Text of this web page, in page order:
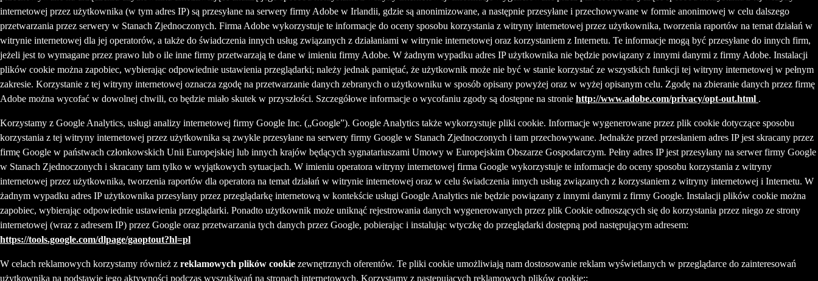
internetowej przez użytkownika (w tym adres IP) są przesyłane na serwery firmy Adobe w Irlandii, gdzie są anonimizowane, a następnie przesyłane i przechowywane w formie anonimowej w celu dalszego
przetwarzania przez serwery w Stanach Zjednoczonych. Firma Adobe wykorzystuje te informacje do oceny sposobu korzystania z witryny internetowej przez użytkownika, tworzenia raportów na temat działań w
witrynie internetowej dla jej operatorów, a także do świadczenia innych usług związanych z działaniami w witrynie internetowej oraz korzystaniem z Internetu. Te informacje mogą być przesyłane do innych firm,
jeżeli jest to wymagane przez prawo lub o ile inne firmy przetwarzają te dane w imieniu firmy Adobe. W żadnym wypadku adres IP użytkownika nie będzie powiązany z innymi danymi z firmy Adobe. Instalacji
plików cookie można zapobiec, wybierając odpowiednie ustawienia przeglądarki; należy jednak pamiętać, że użytkownik może nie być w stanie korzystać ze wszystkich funkcji tej witryny internetowej w pełnym
zakresie. Korzystanie z tej witryny internetowej oznacza zgodę na przetwarzanie danych zebranych o użytkowniku w sposób opisany powyżej oraz w wyżej opisanym celu. Zgodę na zbieranie danych przez firmę
Adobe można wycofać w dowolnej chwili, co będzie miało skutek w przyszłości. Szczegółowe informacje o wycofaniu zgody są dostępne na stronie http://www.adobe.com/privacy/opt-out.html .
Korzystamy z Google Analytics, usługi analizy internetowej firmy Google Inc. („Google”). Google Analytics także wykorzystuje pliki cookie. Informacje wygenerowane przez plik cookie dotyczące sposobu
korzystania z tej witryny internetowej przez użytkownika są zwykle przesyłane na serwery firmy Google w Stanach Zjednoczonych i tam przechowywane. Jednakże przed przesłaniem adres IP jest skracany przez
firmę Google w państwach członkowskich Unii Europejskiej lub innych krajów będących sygnatariuszami Umowy w Europejskim Obszarze Gospodarczym. Pełny adres IP jest przesyłany na serwer firmy Google
w Stanach Zjednoczonych i skracany tam tylko w wyjątkowych sytuacjach. W imieniu operatora witryny internetowej firma Google wykorzystuje te informacje do oceny sposobu korzystania z witryny
internetowej przez użytkownika, tworzenia raportów dla operatora na temat działań w witrynie internetowej oraz w celu świadczenia innych usług związanych z korzystaniem z witryny internetowej i Internetu. W
żadnym wypadku adres IP użytkownika przesyłany przez przeglądarkę internetową w kontekście usługi Google Analytics nie będzie powiązany z innymi danymi z firmy Google. Instalacji plików cookie można
zapobiec, wybierając odpowiednie ustawienia przeglądarki. Ponadto użytkownik może uniknąć rejestrowania danych wygenerowanych przez plik Cookie odnoszących się do korzystania przez niego ze strony
internetowej (wraz z adresem IP) przez Google oraz przetwarzania tych danych przez Google, pobierając i instalując wtyczkę do przeglądarki dostępną pod następującym adresem:
https://tools.google.com/dlpage/gaoptout?hl=pl
W celach reklamowych korzystamy również z reklamowych plików cookie zewnętrznych oferentów. Te pliki cookie umożliwiają nam dostosowanie reklam wyświetlanych w przeglądarce do zainteresowań
użytkownika na podstawie jego aktywności podczas wyszukiwań na stronach internetowych. Korzystamy z następujących reklamowych plików cookie::